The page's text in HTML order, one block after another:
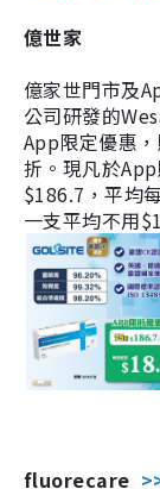
億世家
億家世門市及
公司研發的
App限定優惠
折。現凡於
$186.7，平均
一支平均不用
fluorecare